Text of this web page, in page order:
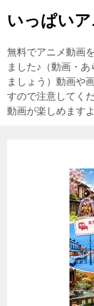
いっぱい
無料でアニメ動画
ました♪（動画・
ましょう）動画や
すので注意してく
動画が楽しめます